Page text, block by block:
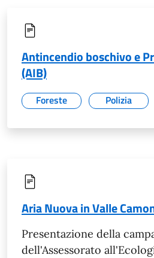
Antincendio boschivo e
(AIB)
Foreste Polizia
Aria Nuova in Valle
Presentazione della
dell'Assessorato